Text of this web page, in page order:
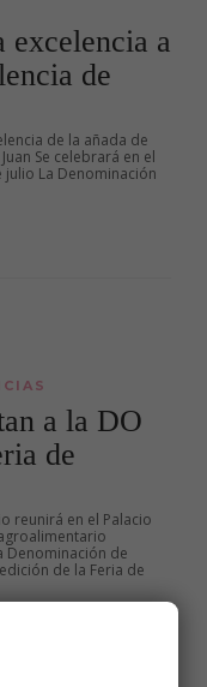
excelencia a
de
de la añada de
Se celebrará en el
julio La Denominación
a la DO
de
reunirá en el Palacio
Denominación de
de la Feria de